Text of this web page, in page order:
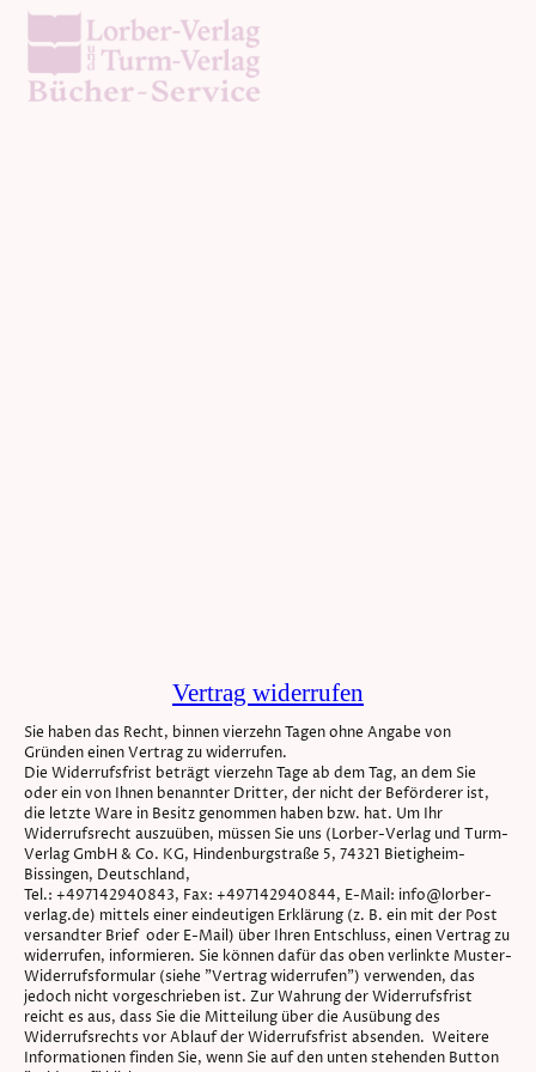
Vertrag widerrufen
Sie haben das Recht, binnen vierzehn Tagen ohne Angabe von
Gründen einen Vertrag zu widerrufen.
Die Widerrufsfrist beträgt vierzehn Tage ab dem Tag, an dem Sie
oder ein von Ihnen benannter Dritter, der nicht der Beförderer ist,
die letzte Ware in Besitz genommen haben bzw. hat. Um Ihr
Widerrufsrecht auszuüben, müssen Sie uns (Lorber-Verlag und Turm-
Verlag GmbH & Co. KG, Hindenburgstraße 5, 74321 Bietigheim-
Bissingen, Deutschland,
Tel.: +497142940843, Fax: +497142940844, E-Mail: info@lorber-
verlag.de) mittels einer eindeutigen Erklärung (z. B. ein mit der Post
versandter Brief oder E-Mail) über Ihren Entschluss, einen Vertrag zu
widerrufen, informieren. Sie können dafür das oben verlinkte Muster-
Widerrufsformular (siehe "Vertrag widerrufen") verwenden, das
jedoch nicht vorgeschrieben ist. Zur Wahrung der Widerrufsfrist
reicht es aus, dass Sie die Mitteilung über die Ausübung des
Widerrufsrechts vor Ablauf der Widerrufsfrist absenden. Weitere
Informationen finden Sie, wenn Sie auf den unten stehenden Button